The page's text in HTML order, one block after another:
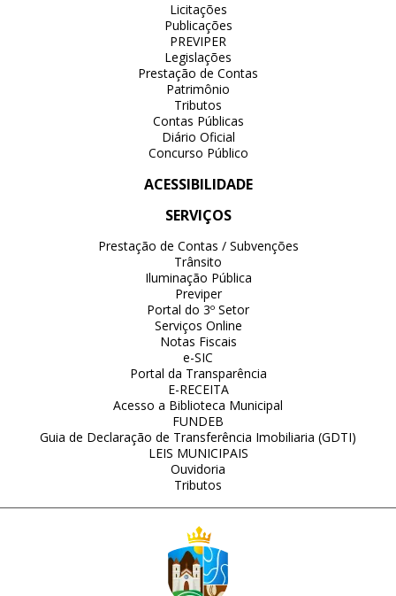
Licitações
Publicações
PREVIPER
Legislações
Prestação de Contas
Patrimônio
Tributos
Contas Públicas
Diário Oficial
Concurso Público
ACESSIBILIDADE
SERVIÇOS
Prestação de Contas / Subvenções
Trânsito
Iluminação Pública
Previper
Portal do 3º Setor
Serviços Online
Notas Fiscais
e-SIC
Portal da Transparência
E-RECEITA
Acesso a Biblioteca Municipal
FUNDEB
Guia de Declaração de Transferência Imobiliaria (GDTI)
LEIS MUNICIPAIS
Ouvidoria
Tributos